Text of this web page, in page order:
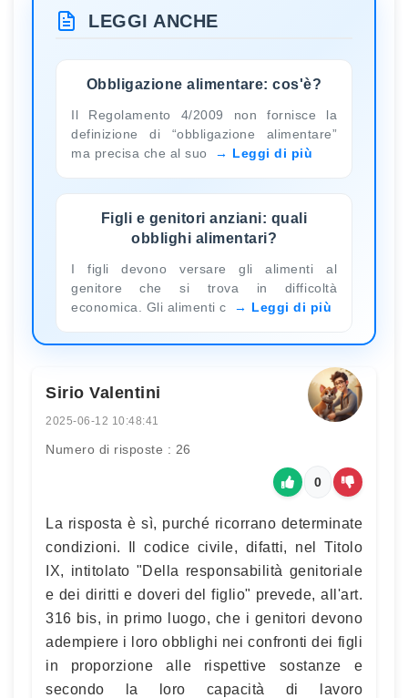
LEGGI ANCHE
Obbligazione alimentare: cos'è?
Il Regolamento 4/2009 non fornisce la
definizione di “obbligazione alimentare”
ma precisa che al suo
Leggi di più
Figli e genitori anziani: quali
obblighi alimentari?
I figli devono versare gli alimenti al
genitore che si trova in difficoltà
economica. Gli alimenti c
Leggi di più
Sirio Valentini
2025-06-12 10:48:41
Numero di risposte : 26
0
La risposta è sì, purché ricorrano determinate
condizioni. Il codice civile, difatti, nel Titolo
IX, intitolato "Della responsabilità genitoriale
e dei diritti e doveri del figlio" prevede, all'art.
316 bis, in primo luogo, che i genitori devono
adempiere i loro obblighi nei confronti dei figli
in proporzione alle rispettive sostanze e
secondo la loro capacità di lavoro